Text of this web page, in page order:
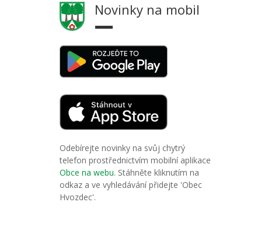
Novinky na mobil
Odebírejte novinky na svůj chytrý
telefon prostřednictvím mobilní aplikace
Obce na webu. Stáhněte kliknutím na
odkaz a ve vyhledávání přidejte 'Obec
Hvozdec'.